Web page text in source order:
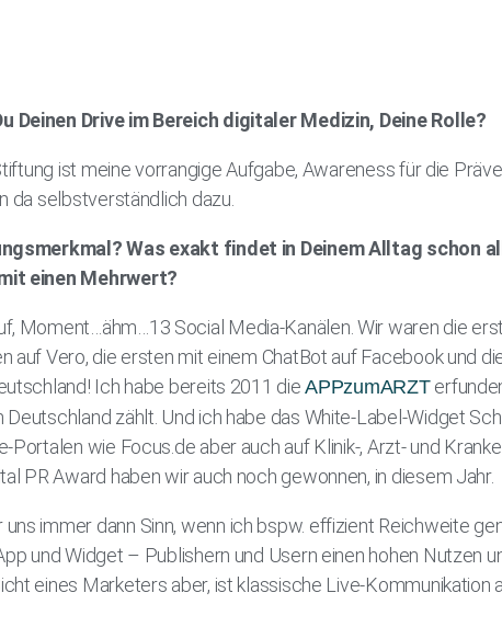
Deinen Drive im Bereich digitaler Medizin, Deine Rolle?
ist meine vorrangige Aufgabe, Awareness für die
da selbstverständlich dazu.
Was exakt findet in Deinem Alltag schon
einen Mehrwert?
Moment…ähm…13 Social Media-Kanälen. Wir waren die
auf Vero, die ersten mit einem ChatBot auf Facebook und
Ich habe bereits 2011 dieAPPzumARZT
zählt. Und ich habe das White-Label-Widget
Portalen wie Focus.de aber auch auf Klinik-, Arzt- und
PR Award haben wir auch noch gewonnen, in diesem Jahr.
immer dann Sinn, wenn ich bspw. effizient Reichweite
und Widget – Publishern und Usern einen hohen Nutzen
eines Marketers aber, ist klassische Live-Kommunikation